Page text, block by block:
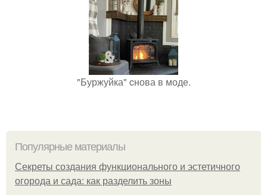
"Буржуйка" cнова в моде.
Популярные материалы
Секреты создания функционального и эстетичного
огорода и сада: как разделить зоны